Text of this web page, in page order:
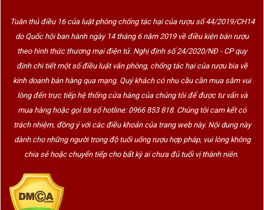
Tuân thủ điều 16 của luật phòng chống tác hại của rượu số 44/2019/CH14
do Quốc hội ban hành ngày 14 tháng 6 năm 2019 về điều kiện bán rượu
theo hình thức thương mại điện tử. Nghị định số 24/2020/NĐ - CP quy
định chi tiết một số điều luật văn phòng, chống tác hại của rượu bia về
kinh doanh bán hàng qua mạng. Quý khách có nhu cầu cần mua sắm vui
lòng đến trực tiếp hệ thống cửa hàng của chúng tôi để được tư vấn và
mua hàng hoặc gọi tới số hotline: 0966 853 818. Chúng tôi cam kết có
trách nhiệm, đồng ý với các điều khoản của trang web này. Nội dung này
dành cho những người trong độ tuổi uống rượu hợp pháp, vui lòng không
chia sẻ hoặc chuyển tiếp cho bất kỳ ai chưa đủ tuổi vị thành niên.